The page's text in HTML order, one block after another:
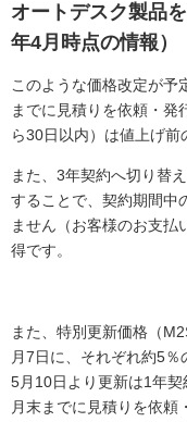
オートデスク製品
年4月時点の情報）
このような価格改定が予
までに見積りを依頼・発
ら30日以内）は値上げ前
また、3年契約へ切り替
することで、契約期間中
ません（お客様のお支払
得です。
また、特別更新価格（
月7日に、それぞれ約5
5月10日より更新は1年
月末までに見積りを依頼